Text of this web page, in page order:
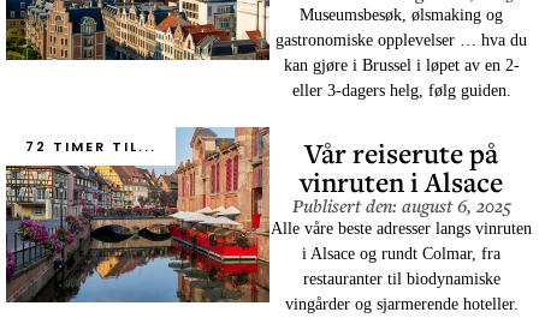
Museumsbesøk, ølsmaking og
gastronomiske opplevelser … hva du
kan gjøre i Brussel i løpet av en 2-
eller 3-dagers helg, følg guiden.
72 TIMER TIL... Vår reiserute på
vinruten i Alsace
Publisert den: august 6, 2025
Alle våre beste adresser langs vinruten
i Alsace og rundt Colmar, fra
restauranter til biodynamiske
vingårder og sjarmerende hoteller.